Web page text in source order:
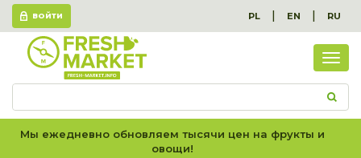
ВОЙТИ PL | EN | RU
вес
Мы ежедневно обновляем тысячи цен на фрукты и
овощи!